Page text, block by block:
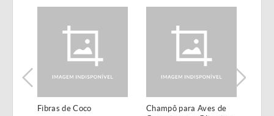
Fibras de Coco
Champô para Aves de